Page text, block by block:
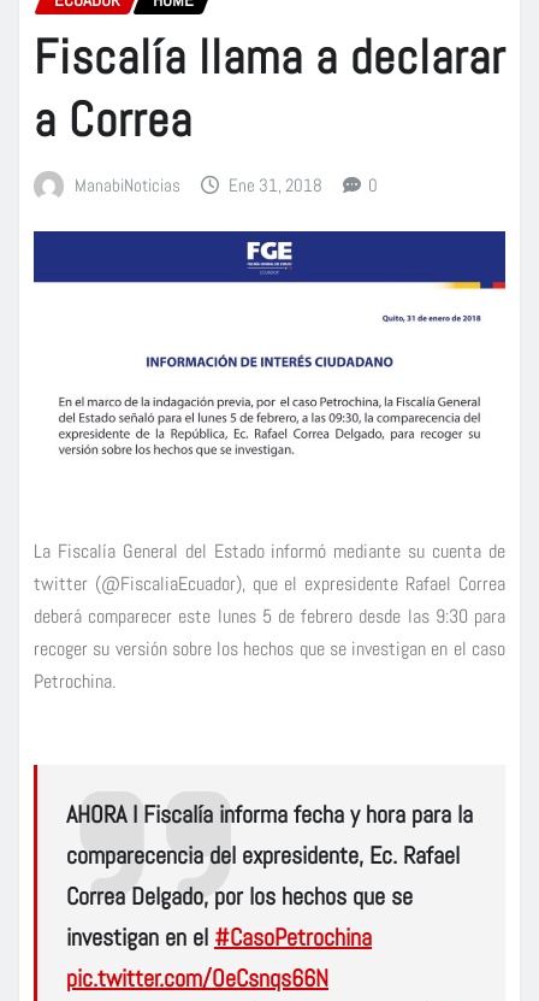
Fiscalía llama a declarar
a Correa
ManabiNoticias Ene 31, 2018 0
La Fiscalía General del Estado informó mediante su cuenta de
twitter (@FiscaliaEcuador), que el expresidente Rafael Correa
deberá comparecer este lunes 5 de febrero desde las 9:30 para
recoger su versión sobre los hechos que se investigan en el caso
Petrochina.
AHORA I Fiscalía informa fecha y hora para la
comparecencia del expresidente, Ec. Rafael
Correa Delgado, por los hechos que se
investigan en el #CasoPetrochina
pic.twitter.com/OeCsnqs66N